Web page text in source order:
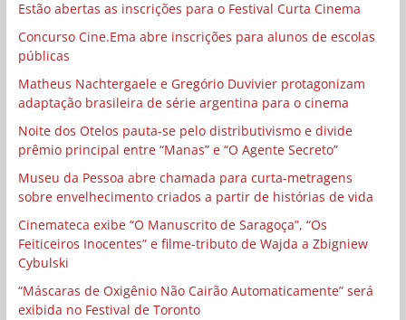
Estão abertas as inscrições para o Festival Curta Cinema
Concurso Cine.Ema abre inscrições para alunos de escolas
públicas
Matheus Nachtergaele e Gregório Duvivier protagonizam
adaptação brasileira de série argentina para o cinema
Noite dos Otelos pauta-se pelo distributivismo e divide
prêmio principal entre “Manas” e “O Agente Secreto”
Museu da Pessoa abre chamada para curta-metragens
sobre envelhecimento criados a partir de histórias de vida
Cinemateca exibe “O Manuscrito de Saragoça”, “Os
Feiticeiros Inocentes” e filme-tributo de Wajda a Zbigniew
Cybulski
“Máscaras de Oxigênio Não Cairão Automaticamente” será
exibida no Festival de Toronto